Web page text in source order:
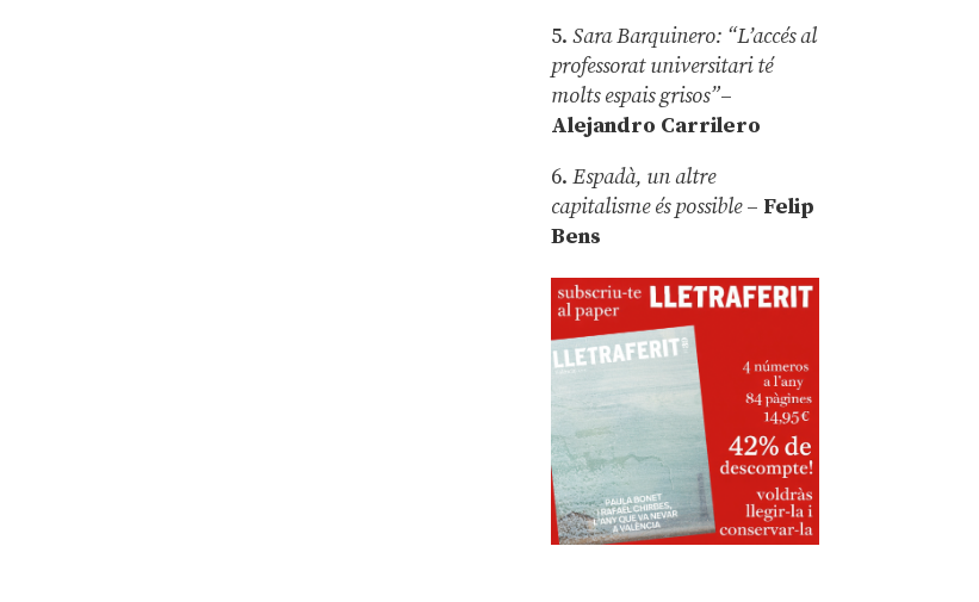
5.Sara Barquinero: “L’accés al
professorat universitari té
molts espais grisos”–
Alejandro Carrilero
6.Espadà, un altre
capitalisme és possible – Felip
Bens